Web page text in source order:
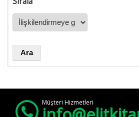
İletişim
Sosyal
Medya
/ elitkitap
Müşteri Hizmetleri